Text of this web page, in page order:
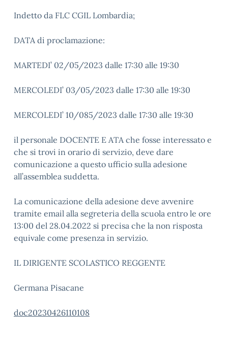
Indetto da FLC CGIL Lombardia;
DATA di proclamazione:
MARTEDI’ 02/05/2023 dalle 17:30 alle 19:30
MERCOLEDI’ 03/05/2023 dalle 17:30 alle 19:30
MERCOLEDI’ 10/085/2023 dalle 17:30 alle 19:30
il personale DOCENTE E ATA che fosse interessato e
che si trovi in orario di servizio, deve dare
comunicazione a questo ufficio sulla adesione
all’assemblea suddetta.
La comunicazione della adesione deve avvenire
tramite email alla segreteria della scuola entro le ore
13:00 del 28.04.2022 si precisa che la non risposta
equivale come presenza in servizio.
IL DIRIGENTE SCOLASTICO REGGENTE
Germana Pisacane
doc20230426110108